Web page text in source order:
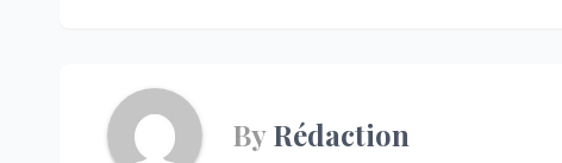
ByRédaction